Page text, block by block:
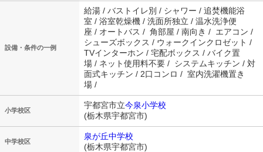
設備・条件の一例
給湯 / バストイレ別 / シャワー / 追焚機能浴
室 / 浴室乾燥機 / 洗面所独立 / 温水洗浄便
座 / オートバス / 角部屋 / 南向き / エアコン /
シューズボックス / ウォークインクロゼット /
TVインターホン / 宅配ボックス / バイク置
場 / ネット使用料不要 / システムキッチン / 対
面式キッチン / 2口コンロ / 室内洗濯機置き
場 /
小学校区
宇都宮市立今泉小学校
(栃木県宇都宮市)
中学校区
泉が丘中学校
(栃木県宇都宮市)